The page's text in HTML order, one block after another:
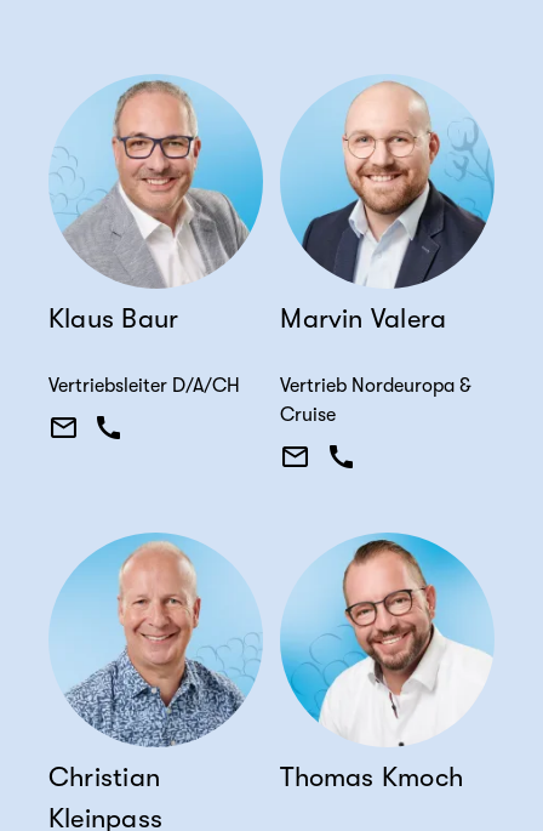
Klaus Baur
Vertriebsleiter D/A/CH
Marvin Valera
Vertrieb Nordeuropa &
Cruise
Christian
Kleinpass
Thomas Kmoch